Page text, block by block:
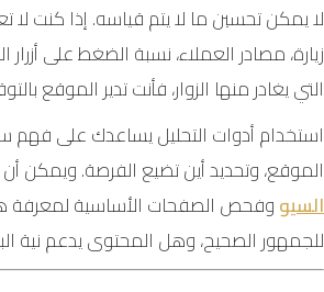
لا يمكن تحسين ما لا يتم قياسه. إذا كنت لا
زيارة، مصادر العملاء، نسبة الضغط على
التي يغادر منها الزوار، فأنت تدير الموقع
استخدام أدوات التحليل يساعدك على فهم
الموقع، وتحديد أين تضيع الفرصة. ويمكن
السيووفحص الصفحات الأساسية لمعرفة
للجمهور الصحيح، وهل المحتوى يدعم نية